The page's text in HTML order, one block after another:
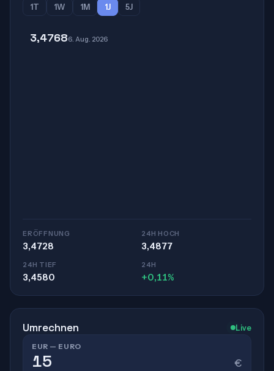
1T
1W 1M 1J 5J
3,47686. Aug. 2026
ERÖFFNUNG
3,4728
24H HOCH
3,4877
24H TIEF
3,4580
24H
+0,11%
Umrechnen Live
EUR — EURO
€